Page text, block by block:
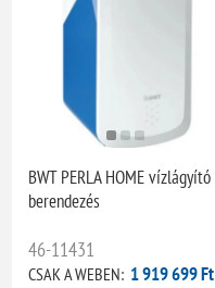
BWT PERLA HOME vízlágyító
berendezés
46-11431
CSAK A WEBEN: 1 919 699 Ft